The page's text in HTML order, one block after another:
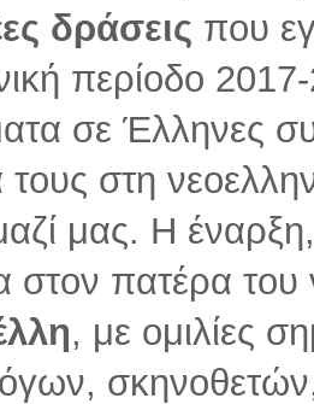
δράσεις που
περίοδο
σε Έλληνες
τους στη
μας. Η
στον πατέρα του
, με ομιλίες